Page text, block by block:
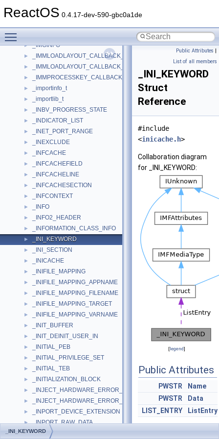
ReactOS 0.4.17-dev-590-gbc0a1de
► _IMAGELIST
► _IMGINFO
► _IMMLOADLAYOUT_CALLBACK_ARGUMENTS
► _IMMLOADLAYOUT_CALLBACK_OUTPUT
► _IMMPROCESSKEY_CALLBACK_ARGUMENTS
► _importinfo_t
► _importlib_t
► _INBV_PROGRESS_STATE
► _INDICATOR_LIST
► _INET_PORT_RANGE
► _INEXCLUDE
► _INFCACHE
► _INFCACHEFIELD
► _INFCACHELINE
► _INFCACHESECTION
► _INFCONTEXT
► _INFO
► _INFO2_HEADER
► _INFORMATION_CLASS_INFO
► _INI_KEYWORD
► _INI_SECTION
► _INICACHE
► _INIFILE_MAPPING
► _INIFILE_MAPPING_APPNAME
► _INIFILE_MAPPING_FILENAME
► _INIFILE_MAPPING_TARGET
► _INIFILE_MAPPING_VARNAME
► _INIT_BUFFER
► _INIT_DEINIT_USER_IN
► _INITIAL_PEB
► _INITIAL_PRIVILEGE_SET
► _INITIAL_TEB
► _INITIALIZATION_BLOCK
► _INJECT_HARDWARE_ERROR_IN
► _INJECT_HARDWARE_ERROR_OUT
► _INPORT_DEVICE_EXTENSION
► _INPORT_RAW_DATA
► _INPUT_LIST_NODE
Public Attributes |
List of all members
_INI_KEYWORD
Struct
Reference
#include
<inicache.h>
Collaboration diagram
for _INI_KEYWORD:
[legend]
Public Attributes
PWSTR
Name
PWSTR
Data
LIST_ENTRY
ListEntry
_INI_KEYWORD